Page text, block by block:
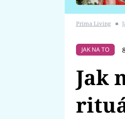
Prima Living ■
JAK NA TO
Jak